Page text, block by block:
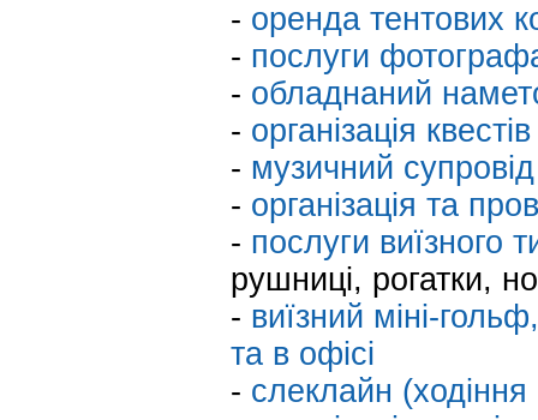
- оренда тентових
- послуги
- обладнаний
- організація
- музичний супровід
- організація та
- послуги виїзного
рушниці, рогатки,
- виїзний міні-
та в офісі
- слеклайн (ходіння